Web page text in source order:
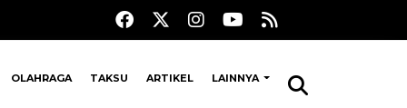
OLAHRAGA TAKSU ARTIKEL LAINNYA